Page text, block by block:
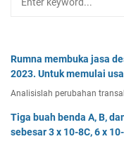
Rumna membuka jasa
2023. Untuk memulai
Analisislah perubahan
Tiga buah benda A, B,
sebesar 3 x 10-8C, 6 x